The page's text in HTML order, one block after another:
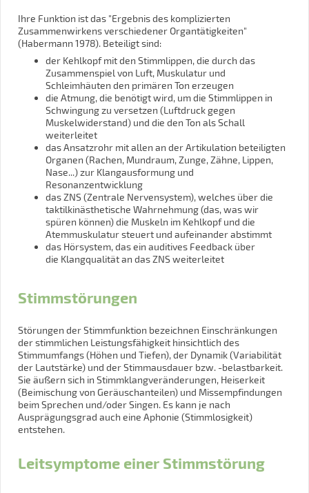
Ihre Funktion ist das "Ergebnis des komplizierten
Zusammenwirkens verschiedener Organtätigkeiten"
(Habermann 1978). Beteiligt sind:
der Kehlkopf mit den Stimmlippen, die durch das
Zusammenspiel von Luft, Muskulatur und
Schleimhäuten den primären Ton erzeugen
die Atmung, die benötigt wird, um die Stimmlippen in
Schwingung zu versetzen (Luftdruck gegen
Muskelwiderstand) und die den Ton als Schall
weiterleitet
das Ansatzrohr mit allen an der Artikulation beteiligten
Organen (Rachen, Mundraum, Zunge, Zähne, Lippen,
Nase...) zur Klangausformung und
Resonanzentwicklung
das ZNS (Zentrale Nervensystem), welches über die
taktilkinästhetische Wahrnehmung (das, was wir
spüren können) die Muskeln im Kehlkopf und die
Atemmuskulatur steuert und aufeinander abstimmt
das Hörsystem, das ein auditives Feedback über
die Klangqualität an das ZNS weiterleitet
Stimmstörungen
Störungen der Stimmfunktion bezeichnen Einschränkungen
der stimmlichen Leistungsfähigkeit hinsichtlich des
Stimmumfangs (Höhen und Tiefen), der Dynamik (Variabilität
der Lautstärke) und der Stimmausdauer bzw. -belastbarkeit.
Sie äußern sich in Stimmklangveränderungen, Heiserkeit
(Beimischung von Geräuschanteilen) und Missempfindungen
beim Sprechen und/oder Singen. Es kann je nach
Ausprägungsgrad auch eine Aphonie (Stimmlosigkeit)
entstehen.
Leitsymptome einer Stimmstörung